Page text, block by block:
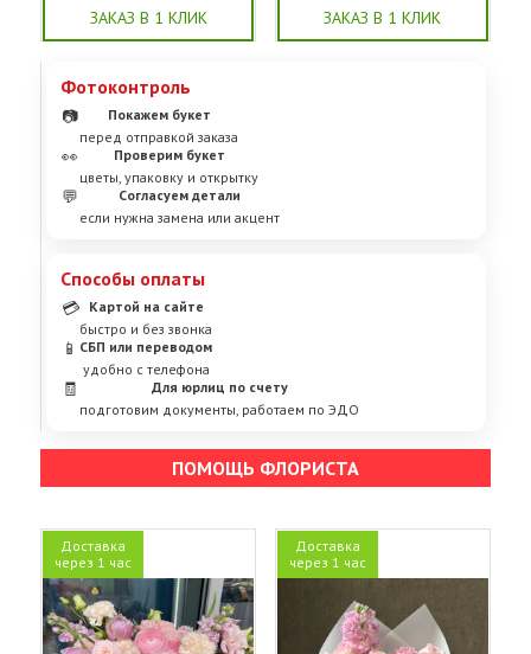
ЗАКАЗ В 1 КЛИК ЗАКАЗ В 1 КЛИК
Фотоконтроль
📷
Покажем букет
перед отправкой заказа
👀
Проверим букет
цветы, упаковку и открытку
💬
Согласуем детали
если нужна замена или акцент
Способы оплаты
💳
Картой на сайте
быстро и без звонка
📱 СБП или переводом
удобно с телефона
🧾
Для юрлиц по счету
подготовим документы, работаем по ЭДО
ПОМОЩЬ ФЛОРИСТА
Доставка
через 1 час
Доставка
через 1 час